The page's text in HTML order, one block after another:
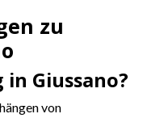
zu
Giussano?
von